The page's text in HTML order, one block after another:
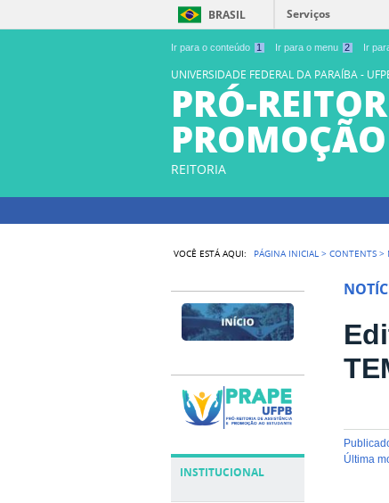
Ir para o conteúdo 1 Ir para o menu 2 Ir
BRASIL Serviços
UNIVERSIDADE FEDERAL DA PARAÍBA -
PRÓ-
REITORIA
VOCÊ ESTÁ AQUI: PÁGINA INICIAL >CONTENTS >
INSTITUCIONAL
última